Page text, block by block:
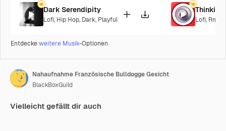
Dark Serendipity
Lofi, Hip Hop, Dark, Playful
Thinking
Lofi, RnB
Entdeckeweitere Musik-Optionen
Nahaufnahme Französische Bulldogge Gesicht
BlackBoxGuild
Vielleicht gefällt dir auch